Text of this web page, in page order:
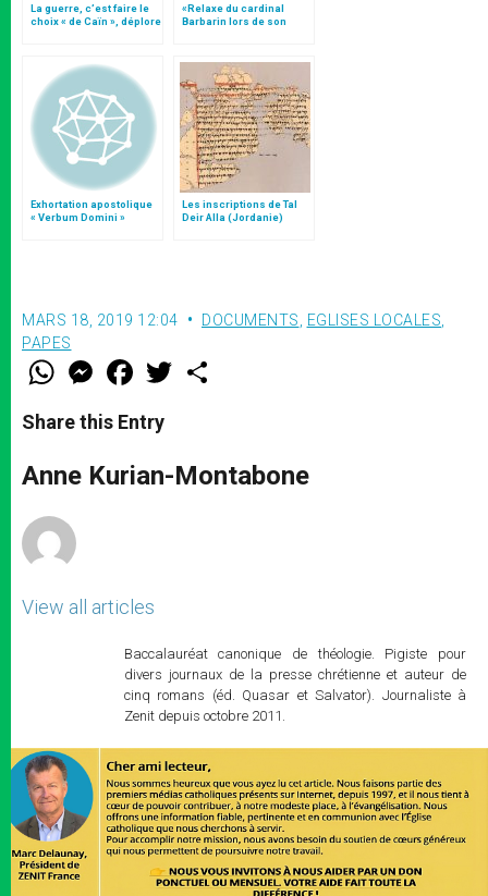
La guerre, c’est faire le
choix « de Caïn », déplore
«Relaxe du cardinal
Barbarin lors de son
Exhortation apostolique
« Verbum Domini »
Les inscriptions de Tal
Deir Alla (Jordanie)
MARS 18, 2019 12:04 DOCUMENTS EGLISES LOCALES
PAPES
W
t
s
p
p
M
e
s
e
g
e
F
a
e
b
o
k
w
r
Share this Entry
Anne Kurian-Montabone
View all articles
Baccalauréat canonique de théologie. Pigiste pour
divers journaux de la presse chrétienne et auteur de
cinq romans (éd. Quasar et Salvator). Journaliste à
Zenit depuis octobre 2011.